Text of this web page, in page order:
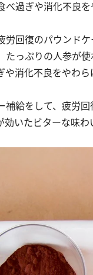
過ぎや消化不良を
回復のパウンドケ
っぷりの人参が
消化不良をやわ
給をして、疲労
いたビターな味